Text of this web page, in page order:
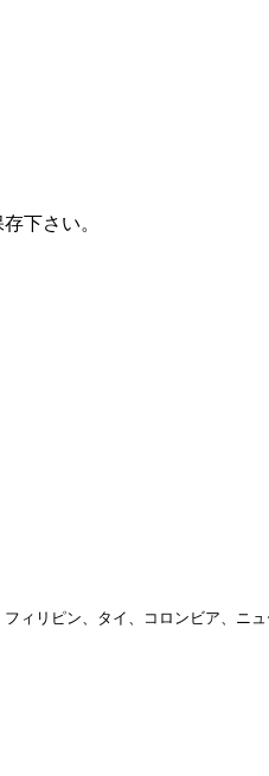
下さい。
ィリピン、タイ、コロンビア、ニ